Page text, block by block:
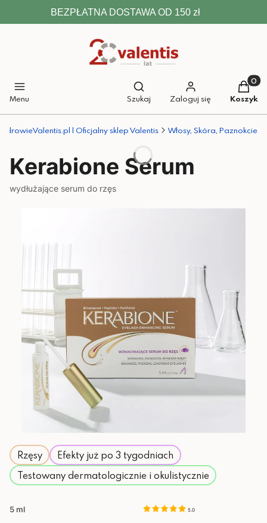
BEZPŁATNA DOSTAWA OD 150 zł
Menu
Otwórz wyszukiwarkę
Szukaj Zaloguj się Koszyk
ZdrowieValentis.pl | Oficjalny sklep Valentis Włosy, Skóra, Paznokcie
Kerabione Serum
wydłużające serum do rzęs
Rzęsy
Efekty już po 3 tygodniach
Testowany dermatologicznie i okulistycznie
5 ml 5.0